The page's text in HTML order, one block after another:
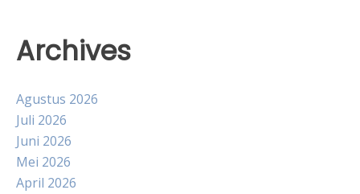
Archives
Agustus 2026
Juli 2026
Juni 2026
Mei 2026
April 2026